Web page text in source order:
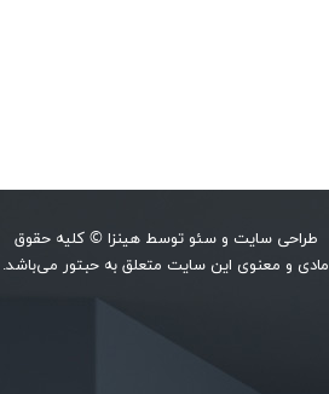
طراحی سایت وسئو توسطهینزا © کلیه حقوق
مادی و معنوی این سایت متعلق به حبتور می‌باشد.